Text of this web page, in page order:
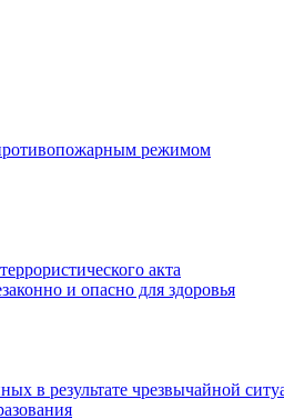
режимом
акта
и опасно для здоровья
в результате чрезвычайной